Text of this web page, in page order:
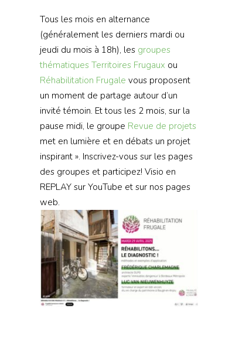
Tous les mois en alternance
(généralement les derniers mardi ou
jeudi du mois à 18h), les groupes
thématiques Territoires Frugaux ou
Réhabilitation Frugale vous proposent
un moment de partage autour d’un
invité témoin. Et tous les 2 mois, sur la
pause midi, le groupe Revue de projets
met en lumière et en débats un projet
inspirant ». Inscrivez-vous sur les pages
des groupes et participez! Visio en
REPLAY sur YouTube et sur nos pages
web.